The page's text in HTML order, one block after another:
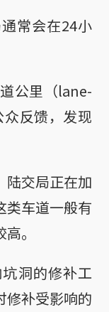
常会在24小
公里（lane-
反馈，发现
陆交局正在加
类车道一般有
。
洞的修补工
修补受影响的